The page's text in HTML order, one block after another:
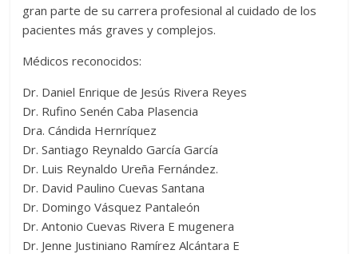
gran parte de su carrera profesional al cuidado de los
pacientes más graves y complejos.
Médicos reconocidos:
Dr. Daniel Enrique de Jesús Rivera Reyes
Dr. Rufino Senén Caba Plasencia
Dra. Cándida Hernríquez
Dr. Santiago Reynaldo García García
Dr. Luis Reynaldo Ureña Fernández.
Dr. David Paulino Cuevas Santana
Dr. Domingo Vásquez Pantaleón
Dr. Antonio Cuevas Rivera E mugenera
Dr. Jenne Justiniano Ramírez Alcántara E